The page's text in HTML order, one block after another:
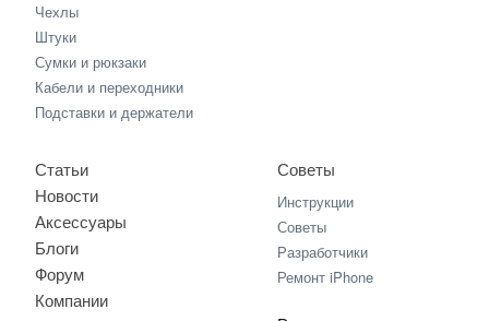
Чехлы
Штуки
Сумки и рюкзаки
Кабели и переходники
Подставки и держатели
Статьи
Новости
Аксессуары
Блоги
Форум
Компании
Советы
Инструкции
Советы
Разработчики
Ремонт iPhone